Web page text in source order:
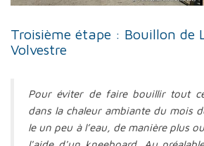
Troisième étape : Bouillon de
Volvestre
Pour éviter de faire bouillir tout
dans la chaleur ambiante du mois
le un peu à l’eau, de manière plus